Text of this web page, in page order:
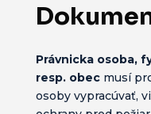
Právnicka osoba,
resp. obecmusí
osoby vypracúvať,